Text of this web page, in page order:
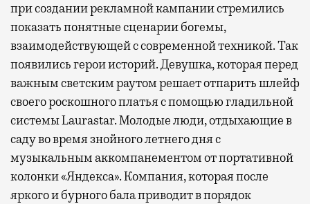
при создании рекламной кампании стремились
показать понятные сценарии богемы,
взаимодействующей с современной техникой. Так
появились герои историй. Девушка, которая перед
важным светским раутом решает отпарить шлейф
своего роскошного платья с помощью гладильной
системы Laurastar. Молодые люди, отдыхающие в
саду во время знойного летнего дня с
музыкальным аккомпанементом от портативной
колонки «Яндекса». Компания, которая после
яркого и бурного бала приводит в порядок